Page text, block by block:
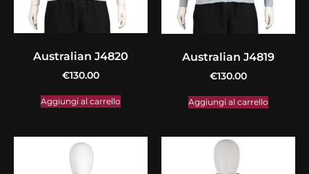
Australian J4820
€130.00
Aggiungi al carrello
Australian J4819
€130.00
Aggiungi al carrello